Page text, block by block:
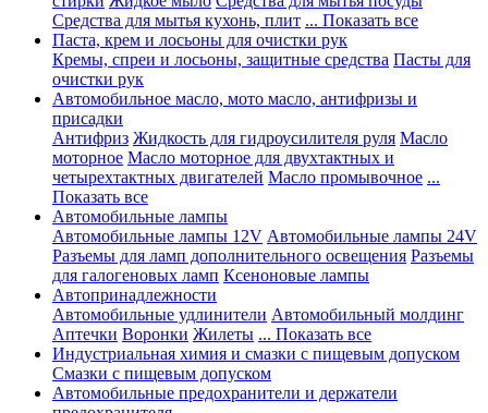
Средства для мытья кухонь, плит ... Показать все
Паста, крем и лосьоны для очистки рук
Кремы, спреи и лосьоны, защитные средства Пасты для
очистки рук
Автомобильное масло, мото масло, антифризы и
присадки
Антифриз Жидкость для гидроусилителя руля Масло
моторное Масло моторное для двухтактных и
четырехтактных двигателей Масло промывочное ...
Показать все
Автомобильные лампы
Автомобильные лампы 12V Автомобильные лампы 24V
Разъемы для ламп дополнительного освещения Разъемы
для галогеновых ламп Ксеноновые лампы
Автопринадлежности
Автомобильные удлинители Автомобильный молдинг
Аптечки Воронки Жилеты ... Показать все
Индустриальная химия и смазки с пищевым допуском
Смазки с пищевым допуском
Автомобильные предохранители и держатели